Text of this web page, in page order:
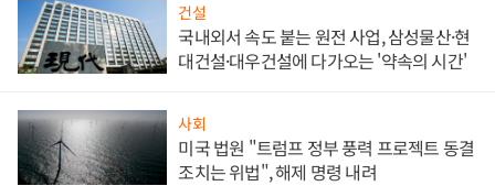
건설
국내외서 속도 붙는 원전 사업, 삼성물산·현
대건설·대우건설에 다가오는 '약속의 시간'
사회
미국 법원 "트럼프 정부 풍력 프로젝트 동결
조치는 위법", 해제 명령 내려